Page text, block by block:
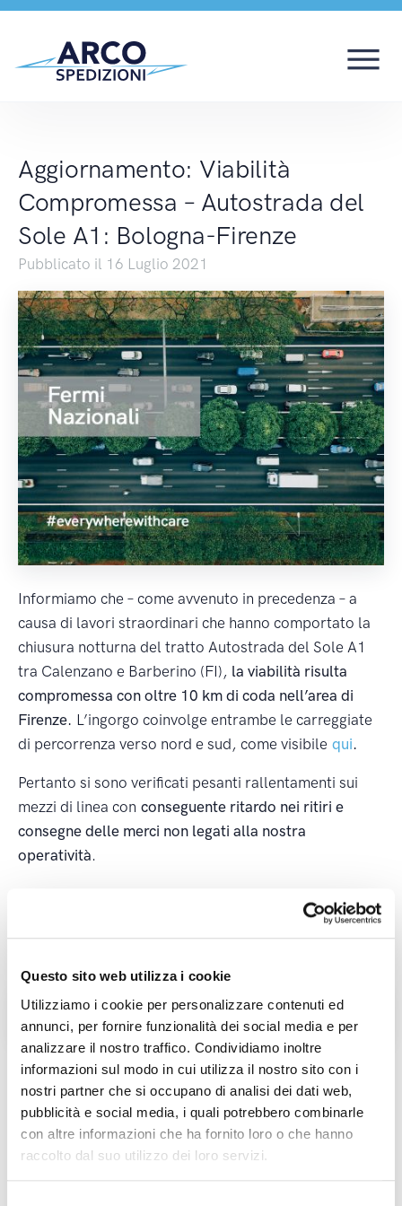
Questo sito web utilizza i cookie
Utilizziamo i cookie per personalizzare contenuti ed
annunci, per fornire funzionalità dei social media e per
analizzare il nostro traffico. Condividiamo inoltre
informazioni sul modo in cui utilizza il nostro sito con i
nostri partner che si occupano di analisi dei dati web,
pubblicità e social media, i quali potrebbero combinarle
con altre informazioni che ha fornito loro o che hanno
raccolto dal suo utilizzo dei loro servizi.
Aggiornamento:
Aggiornamento: Viabilità
Compromessa – Autostrada del
Sole A1: Bologna-Firenze
Pubblicato il 16 Luglio 2021
Informiamo che – come avvenuto in precedenza – a
causa di lavori straordinari che hanno comportato la
chiusura notturna del tratto Autostrada del Sole A1
tra Calenzano e Barberino (FI), la viabilità risulta
compromessa con oltre 10 km di coda nell’area di
Firenze. L’ingorgo coinvolge entrambe le carreggiate
di percorrenza verso nord e sud, come visibile qui.
Pertanto si sono verificati pesanti rallentamenti sui
mezzi di linea con conseguente ritardo nei ritiri e
consegne delle merci non legati alla nostra
operatività.
Tags:Fermi Nazionali
Categorie
News ed eventi